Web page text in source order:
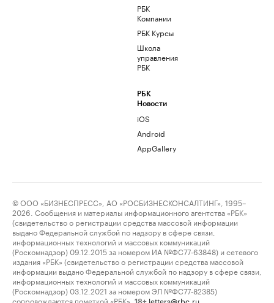
РБК
Компании
РБК Курсы
Школа
управления
РБК
РБК
Новости
iOS
Android
AppGallery
© ООО «БИЗНЕСПРЕСС», АО «РОСБИЗНЕСКОНСАЛТИНГ», 1995–
2026. Сообщения и материалы информационного агентства «РБК»
(свидетельство о регистрации средства массовой информации
выдано Федеральной службой по надзору в сфере связи,
информационных технологий и массовых коммуникаций
(Роскомнадзор) 09.12.2015 за номером ИА №ФС77-63848) и сетевого
издания «РБК» (свидетельство о регистрации средства массовой
информации выдано Федеральной службой по надзору в сфере связи,
информационных технологий и массовых коммуникаций
(Роскомнадзор) 03.12.2021 за номером ЭЛ №ФС77-82385)
сопровождаются пометкой «РБК».
letters@rbc.ru